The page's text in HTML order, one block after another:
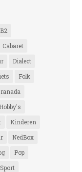
B2
Cabaret
Dialect
Folk
Hobby's
Kinderen
NedBox
Pop
Sport